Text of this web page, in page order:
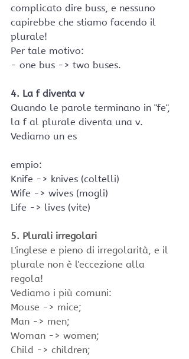
complicato dire buss, e nessuno
capirebbe che stiamo facendo il
plurale!
Per tale motivo:
- one bus -> two buses.
4. La f diventa v
Quando le parole terminano in "fe",
la f al plurale diventa una v.
Vediamo un es
empio:
Knife -> knives (coltelli)
Wife -> wives (mogli)
Life -> lives (vite)
5. Plurali irregolari
L'inglese e pieno di irregolarità, e il
plurale non è l'eccezione alla
regola!
Vediamo i più comuni:
Mouse -> mice;
Man -> men;
Woman -> women;
Child -> children;